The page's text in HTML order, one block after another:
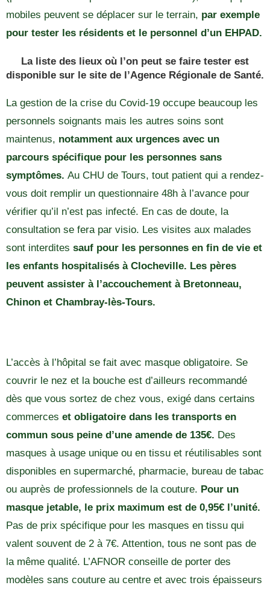
mobiles peuvent se déplacer sur le terrain, par exemple
pour tester les résidents et le personnel d’un EHPAD.
La liste des lieux où l’on peut se faire tester est
disponible sur le site de l’Agence Régionale de Santé.
La gestion de la crise du Covid-19 occupe beaucoup les
personnels soignants mais les autres soins sont
maintenus, notamment aux urgences avec un
parcours spécifique pour les personnes sans
symptômes. Au CHU de Tours, tout patient qui a rendez-
vous doit remplir un questionnaire 48h à l’avance pour
vérifier qu’il n’est pas infecté. En cas de doute, la
consultation se fera par visio. Les visites aux malades
sont interdites sauf pour les personnes en fin de vie et
les enfants hospitalisés à Clocheville. Les pères
peuvent assister à l’accouchement à Bretonneau,
Chinon et Chambray-lès-Tours.
L’accès à l’hôpital se fait avec masque obligatoire. Se
couvrir le nez et la bouche est d’ailleurs recommandé
dès que vous sortez de chez vous, exigé dans certains
commerces et obligatoire dans les transports en
commun sous peine d’une amende de 135€. Des
masques à usage unique ou en tissu et réutilisables sont
disponibles en supermarché, pharmacie, bureau de tabac
ou auprès de professionnels de la couture. Pour un
masque jetable, le prix maximum est de 0,95€ l’unité.
Pas de prix spécifique pour les masques en tissu qui
valent souvent de 2 à 7€. Attention, tous ne sont pas de
la même qualité. L’AFNOR conseille de porter des
modèles sans couture au centre et avec trois épaisseurs